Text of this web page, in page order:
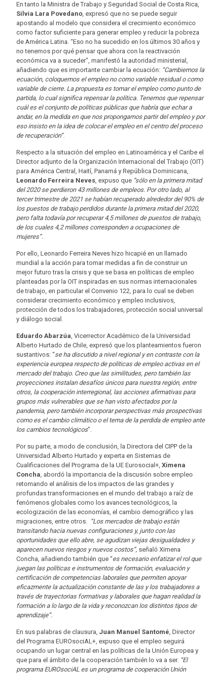
En tanto la Ministra de Trabajo y Seguridad Social de Costa Rica,
Silvia Lara Povedano, expresó que no se puede seguir
apostando al modelo que considera el crecimiento económico
como factor suficiente para generar empleo y reducir la pobreza
de América Latina. “Eso no ha sucedido en los últimos 30 años y
no tenemos por qué pensar que ahora con la reactivación
económica va a suceder”, manifestó la autoridad ministerial,
añadiendo que es importante cambiar la ecuación: “Cambiemos la
ecuación, coloquemos el empleo no como variable residual o como
variable de cierre. La propuesta es tomar el empleo como punto de
partida, lo cual significa repensar la política. Tenemos que repensar
cuál es el conjunto de políticas públicas que habría que echar a
andar, en la medida en que nos propongamos partir del empleo y por
eso insisto en la idea de colocar el empleo en el centro del proceso
de recuperación”.
Respecto a la situación del empleo en Latinoamérica y el Caribe el
Director adjunto de la Organización Internacional del Trabajo (OIT)
para América Central, Haití, Panamá y República Dominicana,
Leonardo Ferreira Neves, expuso que “sólo en la primera mitad
del 2020 se perdieron 43 millones de empleos. Por otro lado, al
tercer trimestre de 2021 se habían recuperado alrededor del 90% de
los puestos de trabajo perdidos durante la primera mitad del 2020,
pero falta todavía por recuperar 4,5 millones de puestos de trabajo,
de los cuales 4,2 millones corresponden a ocupaciones de
mujeres”.
Por ello, Leonardo Ferreira Neves hizo hicapié en un llamado
mundial a la acción para tomar medidas a fin de construir un
mejor futuro tras la crisis y que se basa en políticas de empleo
planteadas por la OIT inspiradas en sus normas internacionales
de trabajo, en particular el Convenio 122, para lo cual se deben
considerar crecimiento económico y empleo inclusivos,
protección de todos los trabajadores, protección social universal
y diálogo social.
Eduardo Abarzúa, Vicerrector Académico de la Universidad
Alberto Hurtado de Chile, expresó que los planteamientos fueron
sustantivos: “se ha discutido a nivel regional y en contraste con la
experiencia europea respecto de políticas de empleo activas en el
mercado del trabajo. Creo que las similitudes, pero también las
proyecciones instalan desafíos únicos para nuestra región, entre
otros, la cooperación interregional, las acciones afirmativas para
grupos más vulnerables que se han visto afectados por la
pandemia, pero también incorporar perspectivas más prospectivas
como es el cambio climático o el tema de la perdida de empleo ante
los cambios tecnológicos”.
Por su parte, a modo de conclusión, la Directora del CIPP de la
Universidad Alberto Hurtado y experta en Sistemas de
Cualificaciones del Programa de la UE Eurosocial+, Ximena
Concha, abordó la importancia de la discusión sobre empleo
retomando el análisis de los impactos de las grandes y
profundas transformaciones en el mundo del trabajo a raíz de
fenómenos globales como los avances tecnológicos, la
ecologización de las economías, el cambio demográfico y las
migraciones, entre otros. “Los mercados de trabajo están
transitando hacia nuevas configuraciones y, junto con las
oportunidades que ello abre, se agudizan viejas desigualdades y
aparecen nuevos riesgos y nuevos costos”, señaló Ximena
Concha, añadiendo también que “es necesario enfatizar el rol que
juegan las políticas e instrumentos de formación, evaluación y
certificación de competencias laborales que permiten apoyar
eficazmente la actualización constante de las y los trabajadores a
través de trayectorias formativas y laborales que hagan realidad la
formación a lo largo de la vida y reconozcan los distintos tipos de
aprendizaje”.
En sus palabras de clausura, Juan Manuel Santomé, Director
del Programa EUROsociAL+, expuso que el empleo seguirá
ocupando un lugar central en las políticas de la Unión Europea y
que para el ámbito de la cooperación también lo va a ser. “El
programa EUROsociAL es un programa de cooperación Unión